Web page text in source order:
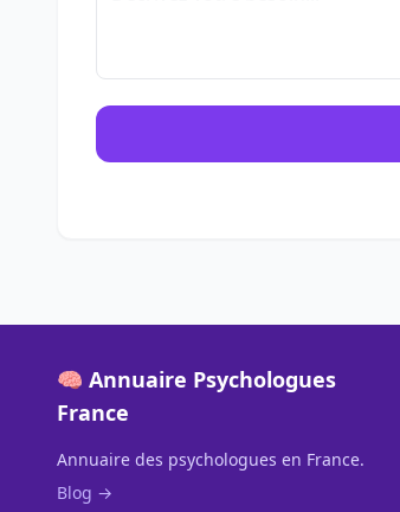
🧠 Annuaire Psychologues
France
Annuaire des psychologues en France.
Blog →